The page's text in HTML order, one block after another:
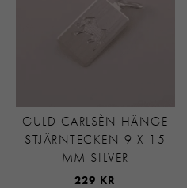
GULD CARLSÈN HÄNGE
STJÄRNTECKEN 9 X 15
MM SILVER
229 KR